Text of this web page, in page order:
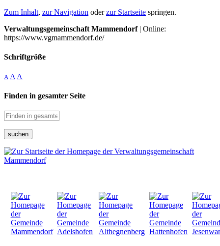
Zum Inhalt, zur Navigation oderzur Startseite springen.
Verwaltungsgemeinschaft Mammendorf| Online:
https://www.vgmammendorf.de/
Schriftgröße
A A A
Finden in gesamter Seite
suchen